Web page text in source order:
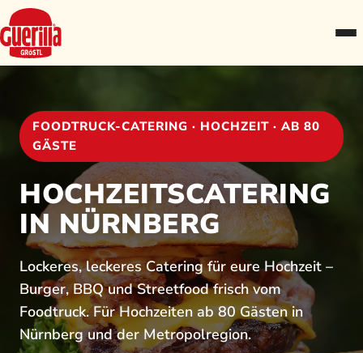
FOODTRUCK-CATERING · HOCHZEIT · AB 80
GÄSTE
HOCHZEITSCATERING
IN NÜRNBERG
Lockeres, leckeres Catering für eure Hochzeit –
Burger, BBQ und Streetfood frisch vom
Foodtruck. Für Hochzeiten ab 80 Gästen in
Nürnberg und der Metropolregion.